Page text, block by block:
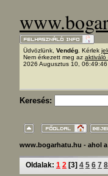
Üdvözlünk, Vendég . Kérlek
Nem érkezett meg az aktiváló
2026 Augusztus 10, 06:49:46
Keresés:
www.bogarhatu.hu - ahol
Oldalak: 1 2 [3] 4 5 6 7 8